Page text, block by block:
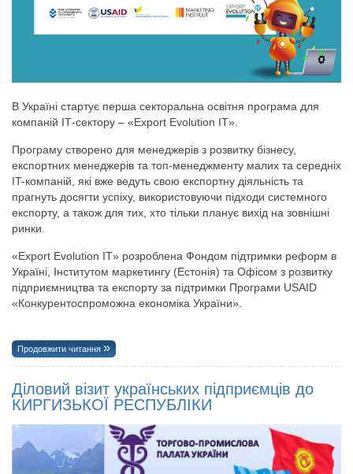
В Україні стартує перша секторальна освітня програма для
компаній ІТ-сектору – «Export Evolution IT».
Програму створено для менеджерів з розвитку бізнесу,
експортних менеджерів та топ-менеджменту малих та середніх
IT-компаній, які вже ведуть свою експортну діяльність та
прагнуть досягти успіху, використовуючи підходи системного
експорту, а також для тих, хто тільки планує вихід на зовнішні
ринки.
«Export Evolution IT» розроблена Фондом підтримки реформ в
Україні, Інститутом маркетингу (Естонія) та Офісом з розвитку
підприємництва та експорту за підтримки Програми USAID
«Конкурентоспроможна економіка України».
Продовжити читання
Діловий візит українських підприємців до
КИРГИЗЬКОЇ РЕСПУБЛІКИ